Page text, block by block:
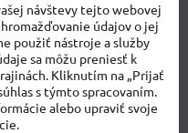
od zmluvy
návštevy tejto webovej
údajov o jej
použiť nástroje a služby
sa môžu preniesť k
Kliknutím na „Prijať
s týmto spracovaním.
alebo upraviť svoje